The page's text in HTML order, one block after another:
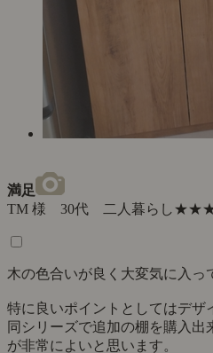
満足
TM 様 30代 二人暮らし
木の色合いが良く大変気に入っ
特に良いポイントとしてはデザ
同シリーズで追加の棚を購入
が非常によいと思います。